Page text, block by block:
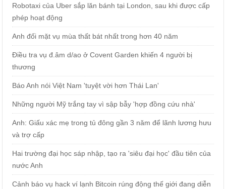
Robotaxi của Uber sắp lăn bánh tại London, sau khi được cấp
phép hoạt động
Anh đối mặt vụ mùa thất bát nhất trong hơn 40 năm
Điều tra vụ đ.âm d/ao ở Covent Garden khiến 4 người bị
thương
Báo Anh nói Việt Nam 'tuyệt vời hơn Thái Lan'
Những người Mỹ trắng tay vì sập bẫy 'hợp đồng cứu nhà'
Anh: Giấu xác mẹ trong tủ đông gần 3 năm để lãnh lương hưu
và trợ cấp
Hai trường đại học sáp nhập, tạo ra 'siêu đại học' đầu tiên của
nước Anh
Cảnh báo vụ hack ví lạnh Bitcoin rúng động thế giới đang diễn